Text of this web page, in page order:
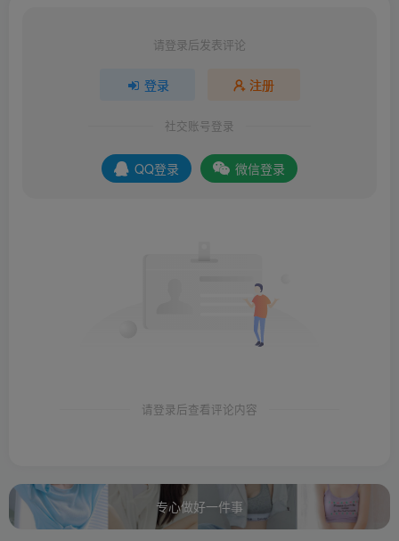
请登录后发表评论
登录 注册
社交账号登录
QQ登录 微信登录
请登录后查看评论内容
专心做好一件事